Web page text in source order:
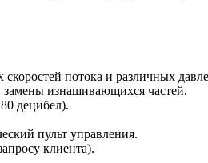
потока и различных
замены изнашивающихся частей.
децибел).
пульт управления.
клиента).